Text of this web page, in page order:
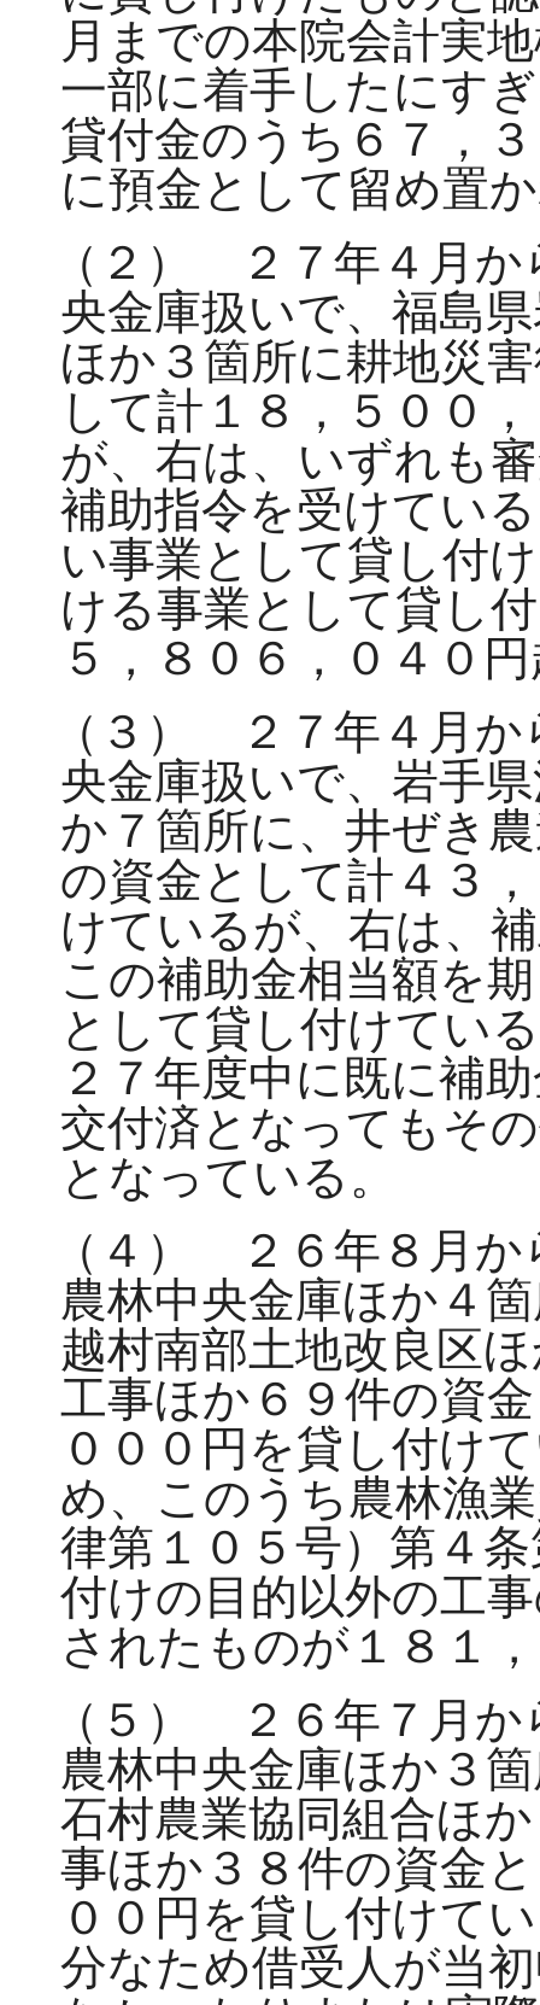
月までの本院会計実
一部に着手したにす
貸付金のうち６７，
に預金として留め置
（２） ２７年４月
央金庫扱いで、福島
ほか３箇所に耕地災
して計１８，５００
が、右は、いずれも
補助指令を受けてい
い事業として貸し付
ける事業として貸し
５，８０６，０４０
（３） ２７年４月
央金庫扱いで、岩手
か７箇所に、井ぜき
の資金として計４３
けているが、右は、
この補助金相当額を
として貸し付けてい
２７年度中に既に補
交付済となってもそ
となっている。
（４） ２６年８月
農林中央金庫ほか４
越村南部土地改良区
工事ほか６９件の資
０００円を貸し付け
め、このうち農林漁
律第１０５号）第４
付けの目的以外の工
されたものが１８１
（５） ２６年７月
農林中央金庫ほか３
石村農業協同組合ほ
事ほか３８件の資金
００円を貸し付けて
分なため借受人が当